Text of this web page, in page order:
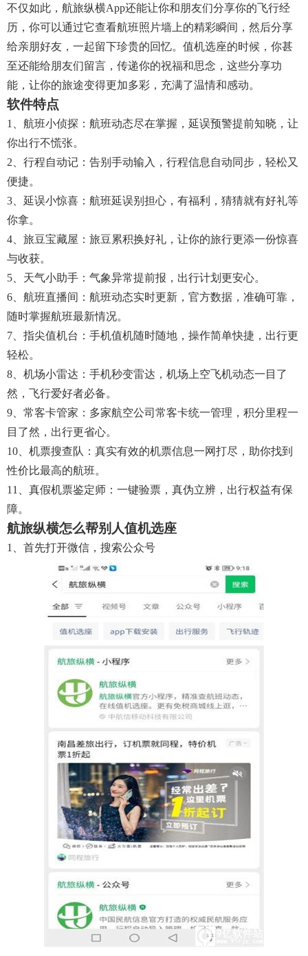
不仅如此，航旅纵横app还能让你和朋友们分享你的飞行经
历，你可以通过它查看航班照片墙上的精彩瞬间，然后分享
给亲朋好友，一起留下珍贵的回忆。值机选座的时候，你甚
至还能给朋友们留言，传递你的祝福和思念，这些分享功
能，让你的旅途变得更加多彩，充满了温情和感动。
软件特点
1、航班小侦探：航班动态尽在掌握，延误预警提前知晓，让
你出行不慌张。
2、行程自动记：告别手动输入，行程信息自动同步，轻松又
便捷。
3、延误小惊喜：航班延误别担心，有福利，猜猜就有好礼等
你拿。
4、旅豆宝藏屋：旅豆累积换好礼，让你的旅行更添一份惊喜
与收获。
5、天气小助手：气象异常提前报，出行计划更安心。
6、航班直播间：航班动态实时更新，官方数据，准确可靠，
随时掌握航班最新情况。
7、指尖值机台：手机值机随时随地，操作简单快捷，出行更
轻松。
8、机场小雷达：手机秒变雷达，机场上空飞机动态一目了
然，飞行爱好者必备。
9、常客卡管家：多家航空公司常客卡统一管理，积分里程一
目了然，出行更省心。
10、机票搜查队：真实有效的机票信息一网打尽，助你找到
性价比最高的航班。
11、真假机票鉴定师：一键验票，真伪立辨，出行权益有保
障。
航旅纵横怎么帮别人值机选座
1、首先打开微信，搜索公众号